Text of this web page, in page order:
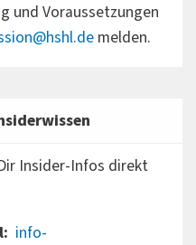
und Voraussetzungen
melden.
Insider-Infos direkt
info-